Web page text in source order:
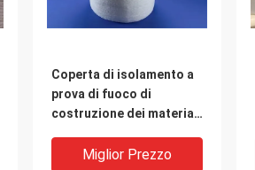
Coperta di isolamento a
prova di fuoco di
costruzione dei materiali
dell'aerogel del cartone
Miglior Prezzo